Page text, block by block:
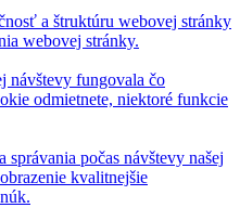
a štruktúru webovej stránky
webovej stránky.
návštevy fungovala čo
odmietnete, niektoré funkcie
počas návštevy našej
kvalitnejšie